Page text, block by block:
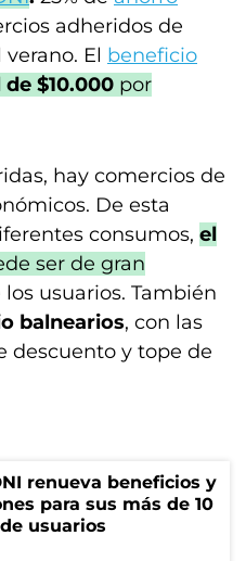
adheridos de
El beneficio
$10.000 por
hay comercios de
De esta
consumos, el
ser de gran
usuarios. También
balnearios, con las
descuento y tope de
renueva beneficios y
para sus más de 10
usuarios